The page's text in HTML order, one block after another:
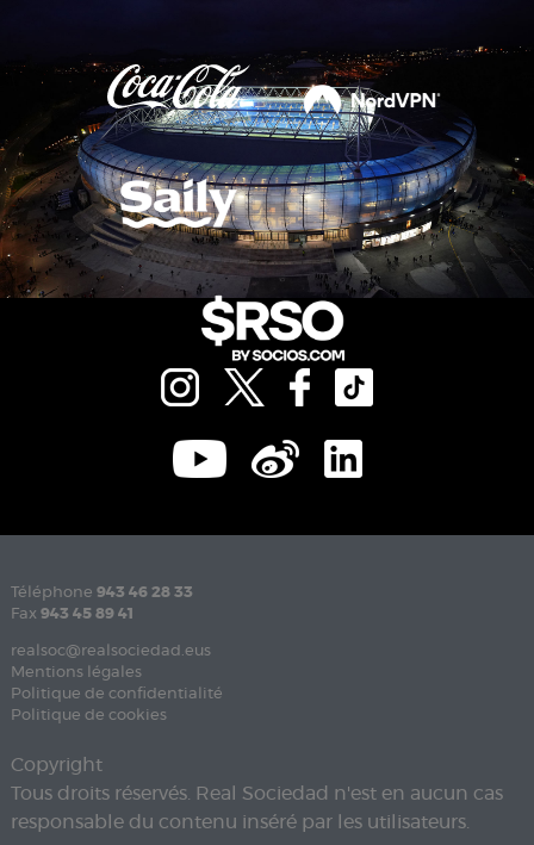
Téléphone 943 46 28 33
Fax 943 45 89 41
realsoc@realsociedad.eus
Mentions légales
Politique de confidentialité
Politique de cookies
Copyright
Tous droits réservés. Real Sociedad n'est en aucun cas
responsable du contenu inséré par les utilisateurs.